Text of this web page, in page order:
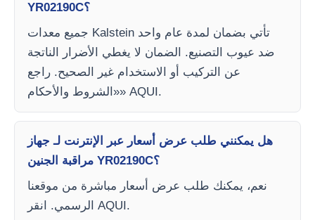
YR02190C؟
جميع معدات Kalstein تأتي بضمان لمدة عام واحد
ضد عيوب التصنيع. الضمان لا يغطي الأضرار الناتجة
عن التركيب أو الاستخدام غير الصحيح. راجع
«الشروط والأحكام» AQUI.
هل يمكنني طلب عرض أسعار عبر الإنترنت لـ جهاز
مراقبة الجنين YR02190C؟
نعم، يمكنك طلب عرض أسعار مباشرة من موقعنا
الرسمي. انقر AQUI.